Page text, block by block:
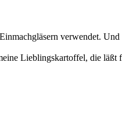
verwendet.
Lieblingskartoffel, die läßt